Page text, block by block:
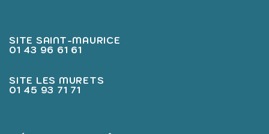
SITE SAINT-MAURICE
01 43 96 61 61
SITE LES MURETS
01 45 93 71 71